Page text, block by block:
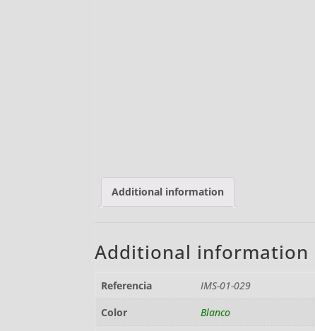
Additional information
Additional information
Referencia
IMS-01-029
Color
Blanco